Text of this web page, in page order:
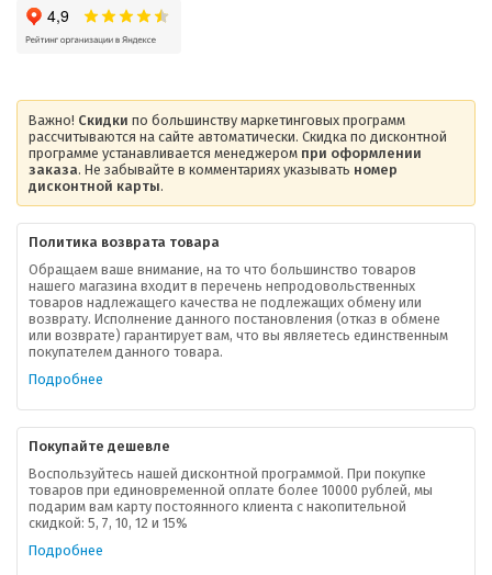
Важно! Скидки по большинству маркетинговых программ
рассчитываются на сайте автоматически. Скидка по дисконтной
программе устанавливается менеджером при оформлении
заказа. Не забывайте в комментариях указывать номер
дисконтной карты.
Политика возврата товара
Обращаем ваше внимание, на то что большинство товаров
нашего магазина входит в перечень непродовольственных
товаров надлежащего качества не подлежащих обмену или
возврату. Исполнение данного постановления (отказ в обмене
или возврате) гарантирует вам, что вы являетесь единственным
покупателем данного товара.
Подробнее
Покупайте дешевле
Воспользуйтесь нашей дисконтной программой. При покупке
товаров при единовременной оплате более 10000 рублей, мы
подарим вам карту постоянного клиента с накопительной
скидкой: 5, 7, 10, 12 и 15%
Подробнее
О компании
Ваша скидка
Контактная информация
В помощь покупателю
Форма обратной связи